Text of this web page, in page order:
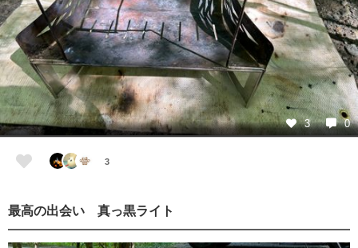
3 0
3
最高の出会い 真っ黒ライト